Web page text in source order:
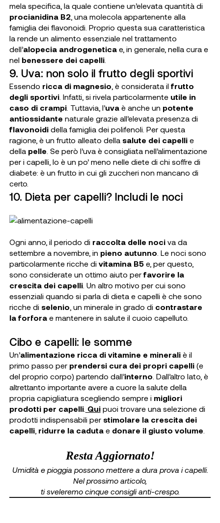
mela specifica, la quale contiene un’elevata quantità di
procianidina B2, una molecola appartenente alla
famiglia dei flavonoidi. Proprio questa sua caratteristica
la rende un alimento essenziale nel trattamento
dell’alopecia androgeneticae, in generale, nella cura e
nel benessere dei capelli.
9. Uva: non solo il frutto degli sportivi
Essendo ricca di magnesio , è considerata il frutto
degli sportivi. Infatti, si rivela particolarmente utile in
caso di crampi. Tuttavia, l’uvaè anche un potente
antiossidante naturale grazie all’elevata presenza di
flavonoidi della famiglia dei polifenoli. Per questa
ragione, è un frutto alleato della salute dei capelli e
dellapelle . Se però l’uva è consigliata nell’alimentazione
per i capelli, lo è un po’ meno nelle diete di chi soffre di
diabete: è un frutto in cui gli zuccheri non mancano di
certo.
10. Dieta per capelli? Includi le noci
Ogni anno, il periodo di raccolta delle nociva da
settembre a novembre, in pieno autunno . Le noci sono
particolarmente ricche di vitamina B5e, per questo,
sono considerate un ottimo aiuto per favorire la
crescita dei capelli. Un altro motivo per cui sono
essenziali quando si parla di dieta e capelli è che sono
ricche di selenio , un minerale in grado di contrastare
la forforae mantenere in salute il cuoio capelluto.
Cibo e capelli: le somme
Un’alimentazione ricca di vitamine e mineraliè il
primo passo per prendersi cura dei propri capelli(e
del proprio corpo) partendo dall’interno . Dall’altro lato, è
altrettanto importante avere a cuore la salute della
propria capigliatura scegliendo sempre i migliori
prodotti per capelli. Quipuoi trovare una selezione di
prodotti indispensabili per stimolare la crescita dei
capelli, ridurre la cadutae donare il giusto volume
Resta Aggiornato!
Umidità e pioggia possono mettere a dura prova i capelli.
Nel prossimo articolo,
ti sveleremo cinque consigli anti-crespo.